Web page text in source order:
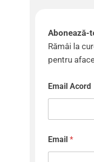
Abonează-
Rămâi la
pentru
Email Acord
Email *